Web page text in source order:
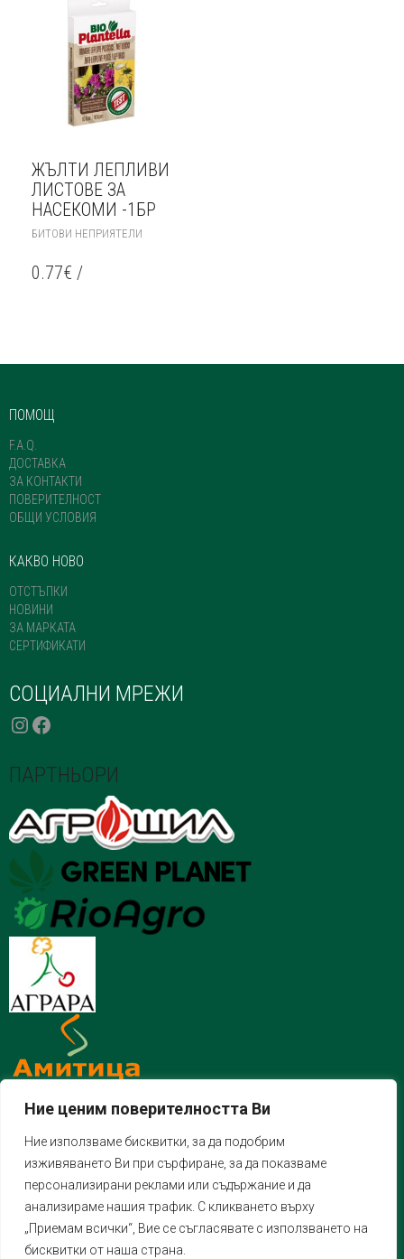
Ние ценим поверителността Ви
Ние използваме бисквитки, за да подобрим
изживяването Ви при сърфиране, за да показваме
персонализирани реклами или съдържание и да
анализираме нашия трафик. С кликването върху
„Приемам всички“, Вие се съгласявате с използването на
бисквитки от наша страна.
ЖЪЛТИ ЛЕПЛИВИ
ЛИСТОВЕ ЗА
НАСЕКОМИ -1БР
БИТОВИ НЕПРИЯТЕЛИ
0.77€ /
ПОМОЩ
F.A.Q.
ДОСТАВКА
ЗА КОНТАКТИ
ПОВЕРИТЕЛНОСТ
ОБЩИ УСЛОВИЯ
КАКВО НОВО
ОТСТЪПКИ
НОВИНИ
ЗА МАРКАТА
СЕРТИФИКАТИ
СОЦИАЛНИ МРЕЖИ
INSTAGRAM
FACEBOOK
ПАРТНЬОРИ